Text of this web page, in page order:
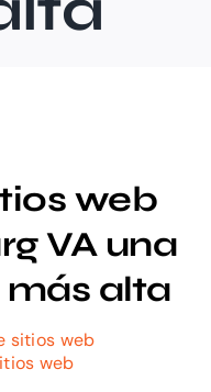
web
VA una
alta
sitios web
web